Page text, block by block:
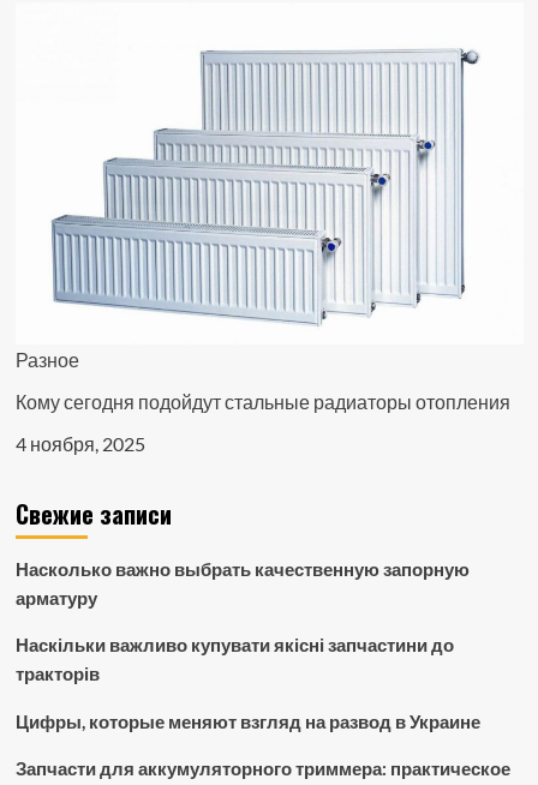
Разное
Кому сегодня подойдут стальные радиаторы отопления
4 ноября, 2025
Свежие записи
Насколько важно выбрать качественную запорную
арматуру
Наскільки важливо купувати якісні запчастини до
тракторів
Цифры, которые меняют взгляд на развод в Украине
Запчасти для аккумуляторного триммера: практическое